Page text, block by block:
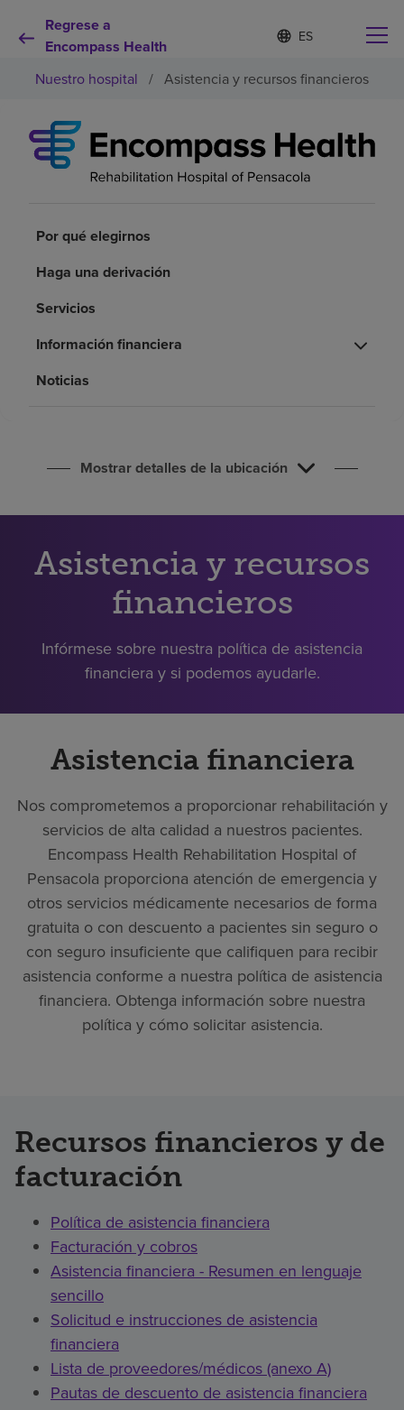
Regrese a
Encompass Health
Lista
de
contraída
d
o
s
e
e
Por qué debe elegirnos
Recursos de salud
Empleos
Pagar mi factura
Nuestro hospital / Asistencia y recursos financieros
Por qué elegirnos
Haga una derivación
Servicios
Información financiera
Noticias
Mostrar detalles de la ubicación
Asistencia y recursos
financieros
Infórmese sobre nuestra política de asistencia
financiera y si podemos ayudarle.
Asistencia financiera
Nos comprometemos a proporcionar rehabilitación y
servicios de alta calidad a nuestros pacientes.
Encompass Health Rehabilitation Hospital of
Pensacola proporciona atención de emergencia y
otros servicios médicamente necesarios de forma
gratuita o con descuento a pacientes sin seguro o
con seguro insuficiente que califiquen para recibir
asistencia conforme a nuestra política de asistencia
financiera. Obtenga información sobre nuestra
política y cómo solicitar asistencia.
Recursos financieros y de
facturación
Política de asistencia financiera
Facturación y cobros
Asistencia financiera - Resumen en lenguaje
sencillo
Solicitud e instrucciones de asistencia
financiera
Lista de proveedores/médicos (anexo A)
Pautas de descuento de asistencia financiera